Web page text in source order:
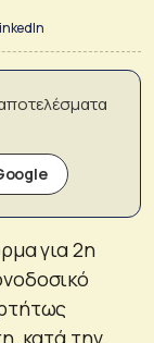
για 2η
κατά την